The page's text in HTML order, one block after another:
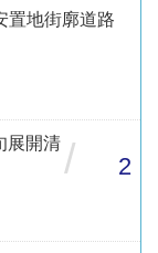
地街廓道路
展開清 / 2